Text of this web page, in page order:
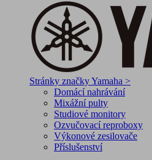
Stránky značky Yamaha >
Domácí nahrávání
Mixážní pulty
Studiové monitory
Ozvučovací reproboxy
Výkonové zesilovače
Příslušenství